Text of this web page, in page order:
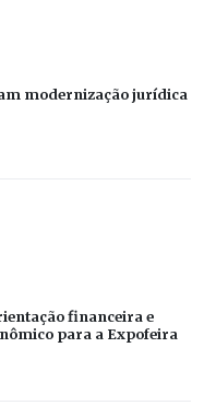
modernização jurídica
financeira e
para a Expofeira